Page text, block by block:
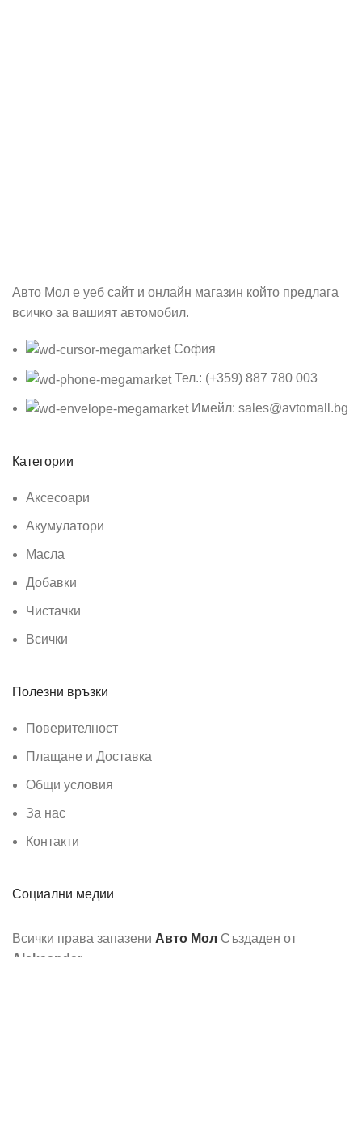
Авто Мол е уеб сайт и онлайн магазин който предлага
всичко за вашият автомобил.
София
Тел.: (+359) 887 780 003
Имейл: sales@avtomall.bg
Категории
Аксесоари
Акумулатори
Масла
Добавки
Чистачки
Всички
Полезни връзки
Поверителност
Плащане и Доставка
Общи условия
За нас
Контакти
Социални медии
Всички права запазени Авто Мол Създаден от
Aleksandar